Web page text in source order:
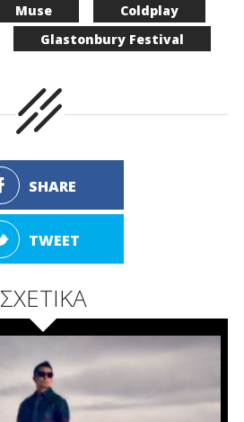
Muse
Coldplay
Glastonbury Festival
SHARE
TWEET
ΣΧΕΤΙΚΑ